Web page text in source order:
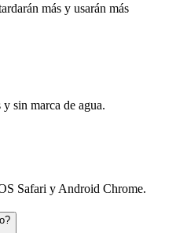
más y usarán más
sin marca de agua.
Safari y Android Chrome.